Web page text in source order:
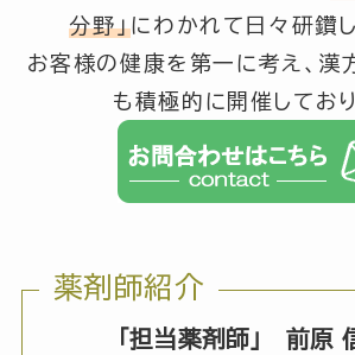
分野」にわかれて日々研鑽し
お客様の健康を第一に考え、漢
も積極的に開催しており
薬剤師紹介
「担当薬剤師」 前原